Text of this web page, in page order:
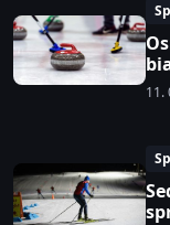
11.